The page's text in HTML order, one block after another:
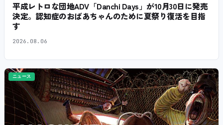
平成レトロな団地ADV「Danchi Days」が10月30日に発売
決定。認知症のおばあちゃんのために夏祭り復活を目指
す
2026.08.06
ニュース